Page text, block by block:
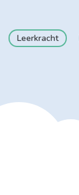
Leerkracht